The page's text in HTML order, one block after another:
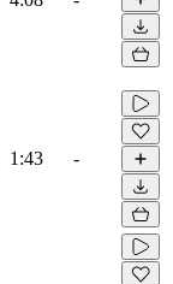
1:43 -